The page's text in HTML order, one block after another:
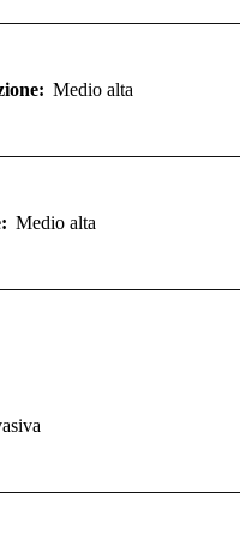
Medio alta
Medio alta